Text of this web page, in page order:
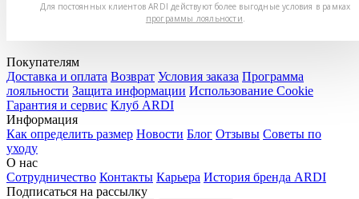
Для постоянных клиентов ARDI действуют более выгодные условия в рамках
программы лояльности.
Покупателям
Доставка и оплата Возврат Условия заказа Программа
лояльности Защита информации Использование Cookie
Гарантия и сервис Клуб ARDI
Информация
Как определить размер Новости Блог Отзывы Советы по
уходу
О нас
Сотрудничество Контакты Карьера История бренда ARDI
Подписаться на рассылку